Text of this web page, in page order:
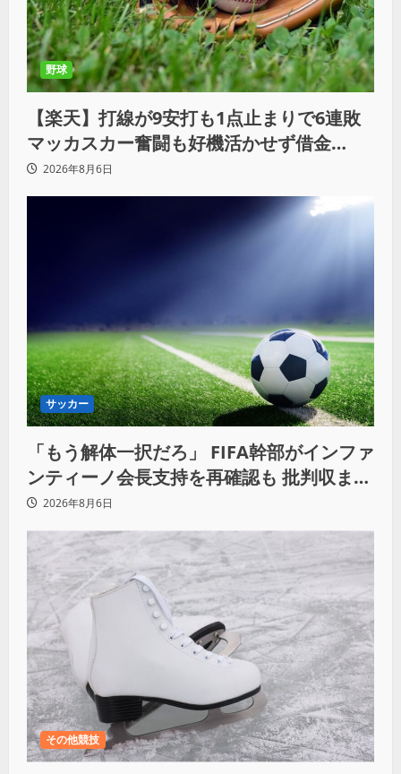
野球
【楽天】打線が9安打も1点止まりで6連敗
マッカスカー奮闘も好機活かせず借金
「22」
2026年8月6日
サッカー
「もう解体一択だろ」 FIFA幹部がインファ
ンティーノ会長支持を再確認も 批判収まら
ず2026年8月6日
その他競技